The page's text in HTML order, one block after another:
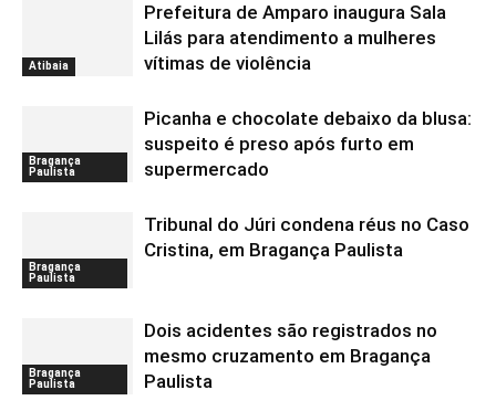
Atibaia
Prefeitura de Amparo inaugura Sala
Lilás para atendimento a mulheres
vítimas de violência
Bragança
Paulista
Picanha e chocolate debaixo da blusa:
suspeito é preso após furto em
supermercado
Bragança
Paulista
Tribunal do Júri condena réus no Caso
Cristina, em Bragança Paulista
Bragança
Paulista
Dois acidentes são registrados no
mesmo cruzamento em Bragança
Paulista